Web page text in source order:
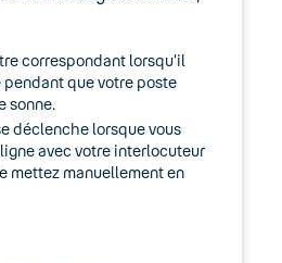
correspondant lorsqu’il
que votre poste
sonne.
déclenche lorsque vous
avec votre interlocuteur
mettez manuellement en